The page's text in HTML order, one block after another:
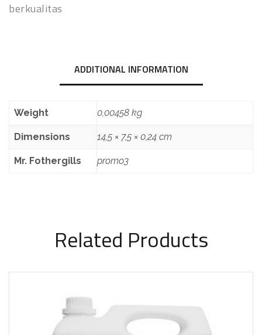
berkualitas
ADDITIONAL INFORMATION
Weight 0,00458 kg
Dimensions 14,5 × 7,5 × 0,24 cm
Mr. Fothergills promo3
Related Products